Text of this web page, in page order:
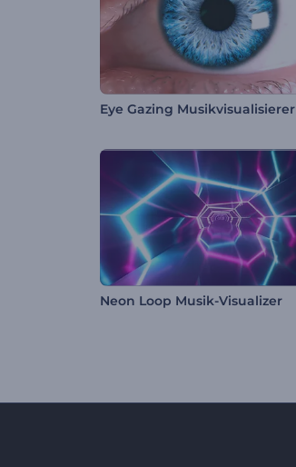
Eye Gazing Musikvisualisierer
Neon Loop Musik-Visualizer